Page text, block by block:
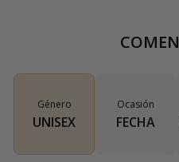
Género
UNISEX
Ocasión
FECHA